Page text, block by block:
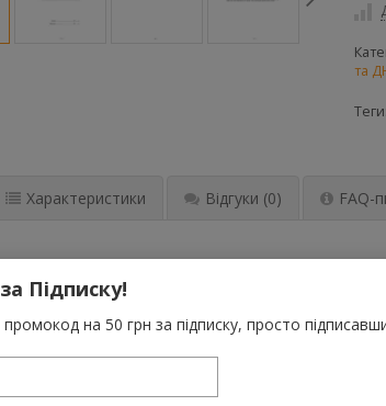
та
Теги:
Характеристики Відгуки (0) FAQ-
дошкільних навчальних закладів
ТАКОЖ КУПУЮТЬ
Підписку!
на 50 грн за підписку, просто